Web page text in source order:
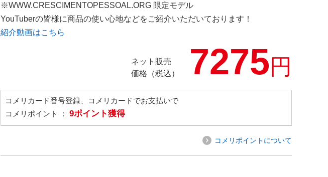
※WWW.CRESCIMENTOPESSOAL.ORG 限定モデル
YouTuberの皆様に商品の使い心地などをご紹介いただいております！
紹介動画はこちら
ネット販売
価格（税込）
7275円
コメリカード番号登録、コメリカードでお支払いで
コメリポイント ： 9ポイント獲得
コメリポイントについて